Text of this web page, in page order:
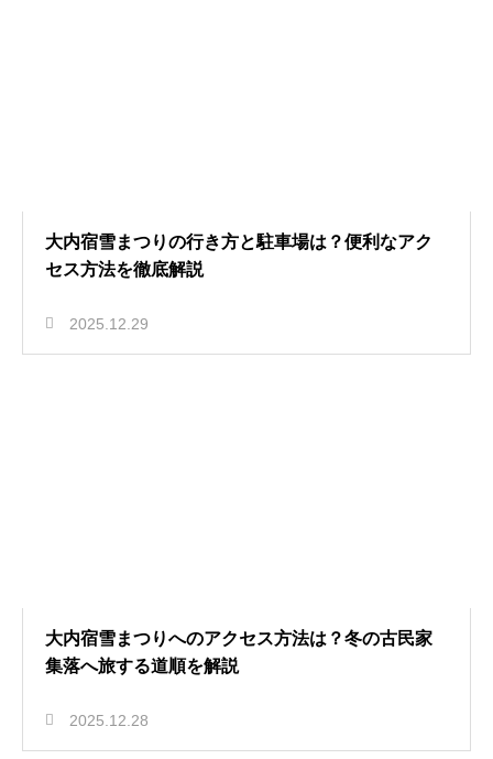
大内宿雪まつりの行き方と駐車場は？便利なアク
セス方法を徹底解説
2025.12.29
大内宿雪まつりへのアクセス方法は？冬の古民家
集落へ旅する道順を解説
2025.12.28